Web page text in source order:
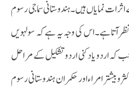
نمایا ں ہیں ۔ہندوستانی سماجی رسوم
نظر آتا ہے۔اس کی وجہ یہ ہے کہ سولہویں
اردو یا دکنی اردو تشکیل کے مراحل
امراء اور حکمران ہندوستانی رسوم